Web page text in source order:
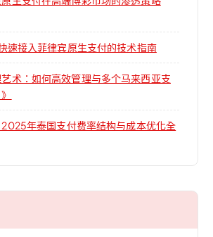
速接入菲律宾原生支付的技术指南
艺术：如何高效管理与多个马来西亚支
年泰国支付费率结构与成本优化全